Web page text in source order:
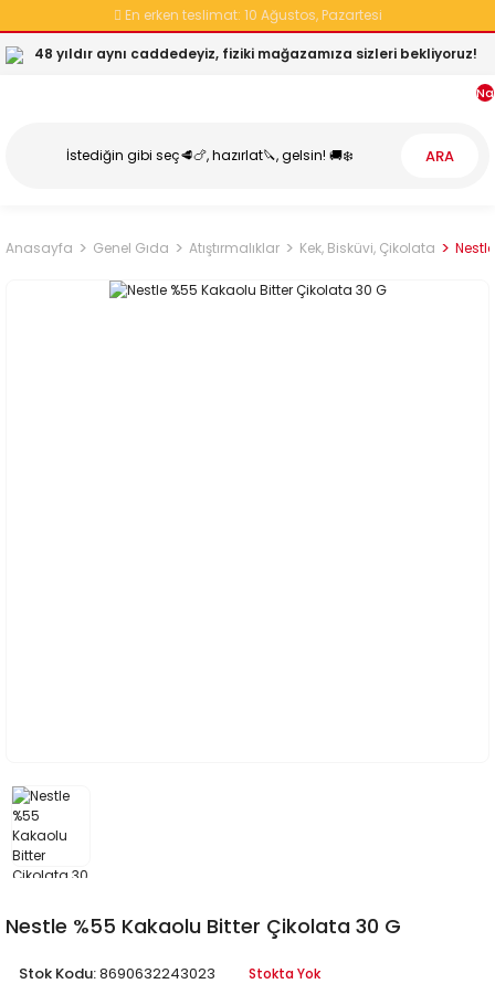
En erken teslimat: 10 Ağustos, Pazartesi
48 yıldır aynı caddedeyiz, fiziki mağazamıza sizleri bekliyoruz!
ARA
Anasayfa Genel Gıda Atıştırmalıklar Kek, Bisküvi, Çikolata
Nestle %55 Kakaolu Bitter Çikolata 30 G
Stok Kodu:8690632243023 Stokta Yok